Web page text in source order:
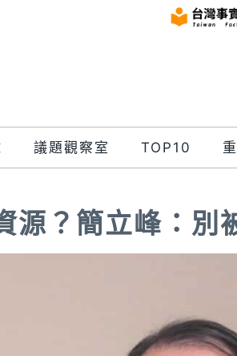
議題觀察室 TOP10
源？簡立峰：別